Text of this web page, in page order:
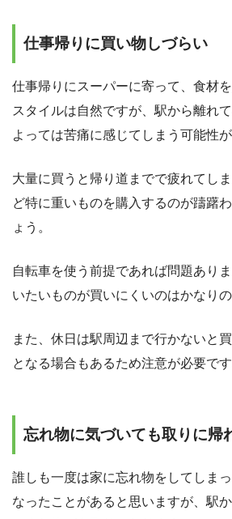
仕事帰りに買い物しづらい
仕事帰りにスーパーに寄って、食材
スタイルは自然ですが、駅から離れ
よっては苦痛に感じてしまう可能性が
大量に買うと帰り道までで疲れてし
ど特に重いものを購入するのが躊躇
ょう。
自転車を使う前提であれば問題あり
いたいものが買いにくいのはかなり
また、休日は駅周辺まで行かないと
となる場合もあるため注意が必要です
忘れ物に気づいても取りに帰
誰しも一度は家に忘れ物をしてしま
なったことがあると思いますが、駅